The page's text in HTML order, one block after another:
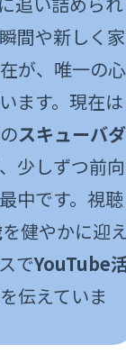
間や新しく家
が、唯一の心
ます。現在は
スキューバダ
少しずつ前向
中です。視聴
を健やかに迎
でYouTube
伝えていま